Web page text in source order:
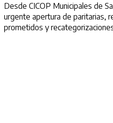
Desde CICOP Municipales de
urgente apertura de paritarias,
prometidos y